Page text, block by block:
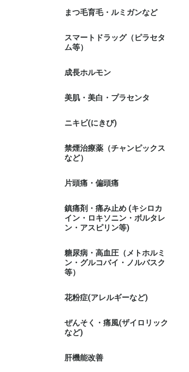
まつ毛育毛・ルミガンなど
スマートドラッグ（ピラセタ
ム等）
成長ホルモン
美肌・美白・プラセンタ
ニキビ(にきび)
禁煙治療薬（チャンピックス
など）
片頭痛・偏頭痛
鎮痛剤・痛み止め (キシロカ
イン・ロキソニン・ボルタレ
ン・アスピリン等)
糖尿病・高血圧（メトホルミ
ン・グルコバイ・ノルバスク
等）
花粉症(アレルギーなど)
ぜんそく・痛風(ザイロリック
など)
肝機能改善